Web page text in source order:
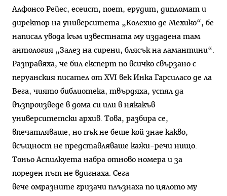
Алфонсо Рейес, есеист, поет, ерудит, дипломат и
директор на университета „Колехио де Мехико“, бе
написал увода към известната му издадена там
антология „Залез на сирени, блясък на ламантини“.
Разправяха, че бил експерт по всичко свързано с
перуанския писател от XVI век Инка Гарсиласо де ла
Вега, чиято библиотека, твърдяха, успял да
възпроизведе в дома си или в някакъв
университетски архив. Това, разбира се,
впечатляваше, но пък не беше кой знае какво,
всъщност не представляваше кажи-речи нищо.
Тоньо Аспилкуета набра отново номера и за
пореден път не вдигнаха. Сега
вече омразните гризачи плъзнаха по цялото му